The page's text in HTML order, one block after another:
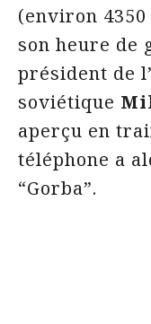
(environ 4350
son heure de
président de
soviétique
aperçu en
téléphone a
“Gorba”.